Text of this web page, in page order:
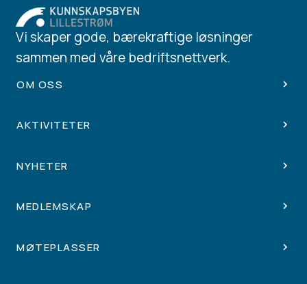
Vi skaper gode, bærekraftige løsninger
sammen med våre bedriftsnettverk.
OM OSS
AKTIVITETER
NYHETER
MEDLEMSKAP
MØTEPLASSER